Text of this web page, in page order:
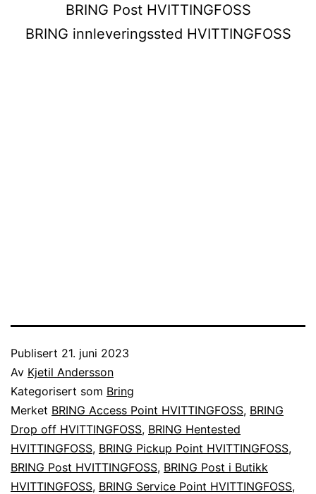
BRING Post HVITTINGFOSS
BRING innleveringssted HVITTINGFOSS
Publisert 21. juni 2023
Av Kjetil Andersson
Kategorisert som Bring
Merket BRING Access Point HVITTINGFOSS, BRING
Drop off HVITTINGFOSS, BRING Hentested
HVITTINGFOSS, BRING Pickup Point HVITTINGFOSS,
BRING Post HVITTINGFOSS, BRING Post i Butikk
HVITTINGFOSS, BRING Service Point HVITTINGFOSS,